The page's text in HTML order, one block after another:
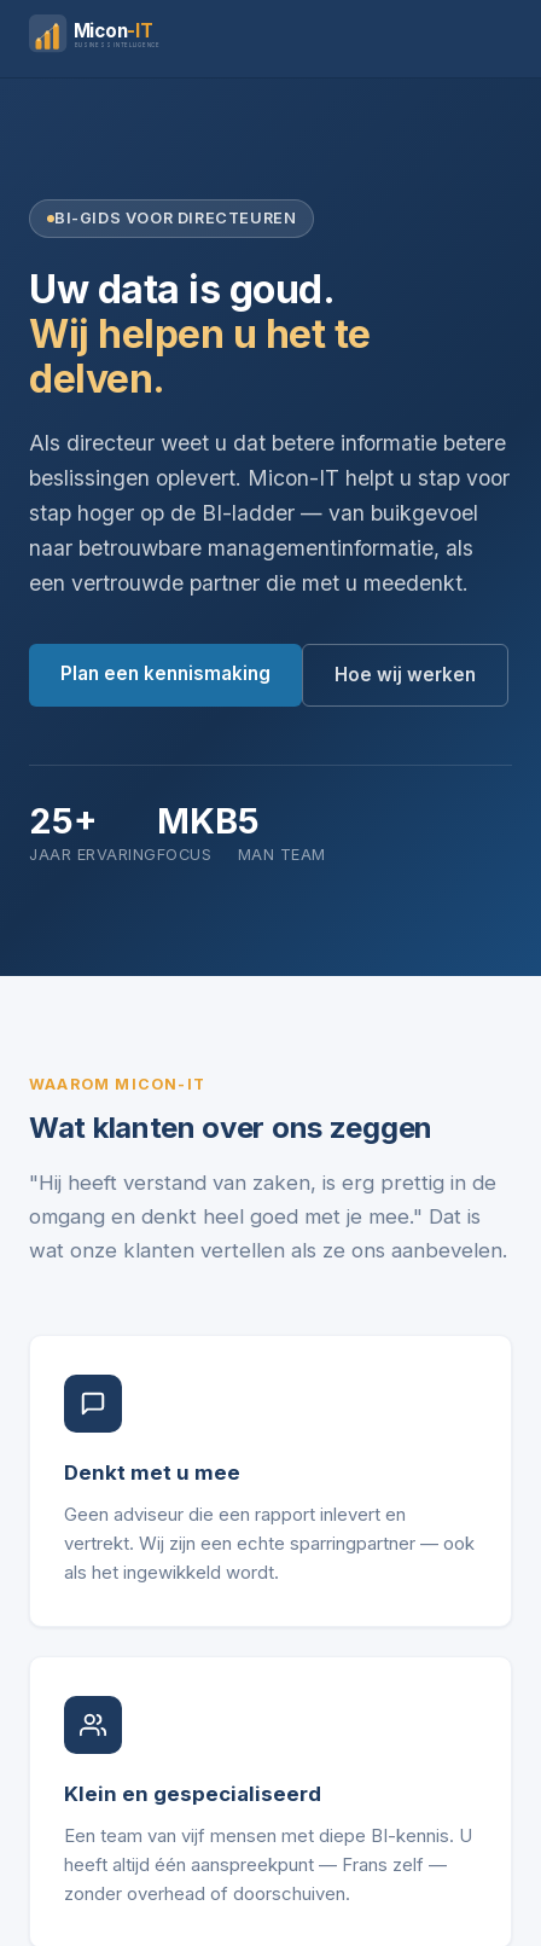
Micon-IT
BUSINESS INTELLIGENCE
BI-GIDS VOOR DIRECTEUREN
Uw data is goud.
Wij helpen u het te
delven.
Als directeur weet u dat betere informatie betere
beslissingen oplevert. Micon-IT helpt u stap voor
stap hoger op de BI-ladder — van buikgevoel
naar betrouwbare managementinformatie, als
een vertrouwde partner die met u meedenkt.
Plan een kennismaking Hoe wij werken
25+
JAAR ERVARING
MKB
FOCUS
5
MAN TEAM
WAAROM MICON-IT
Wat klanten over ons zeggen
"Hij heeft verstand van zaken, is erg prettig in de
omgang en denkt heel goed met je mee." Dat is
wat onze klanten vertellen als ze ons aanbevelen.
Denkt met u mee
Geen adviseur die een rapport inlevert en
vertrekt. Wij zijn een echte sparringpartner — ook
als het ingewikkeld wordt.
Klein en gespecialiseerd
Een team van vijf mensen met diepe BI-kennis. U
heeft altijd één aanspreekpunt — Frans zelf —
zonder overhead of doorschuiven.